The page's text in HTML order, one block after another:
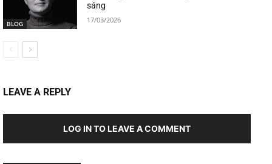
BLOG
sáng
17/03/2026
LEAVE A REPLY
LOG IN TO LEAVE A COMMENT